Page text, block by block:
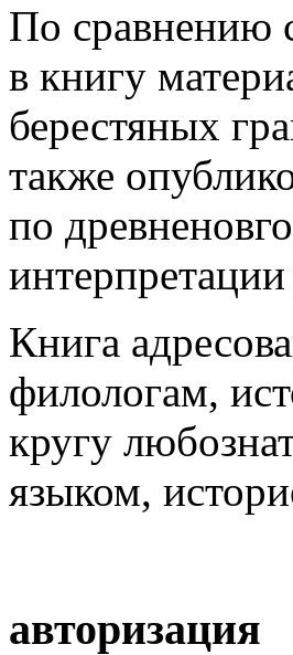
По сравнению
в книгу
берестяных
также
по
Книга
филологам,
кругу
языком,
авторизация